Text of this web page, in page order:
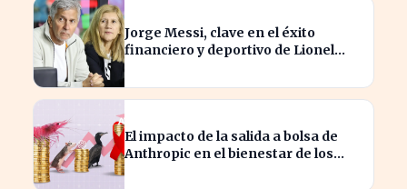
Jorge Messi, clave en el éxito
financiero y deportivo de Lionel
El impacto de la salida a bolsa de
Anthropic en el bienestar de los